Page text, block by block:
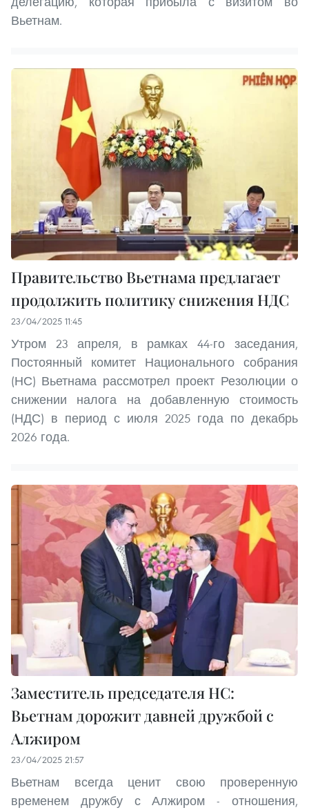
Вьетнам.
Правительство Вьетнама предлагает
продолжить политику снижения НДС
23/04/2025 11:45
Утром 23 апреля, в рамках 44-го заседания,
Постоянный комитет Национального собрания
(НС) Вьетнама рассмотрел проект Резолюции о
снижении налога на добавленную стоимость
(НДС) в период с июля 2025 года по декабрь
2026 года.
Заместитель председателя НС:
Вьетнам дорожит давней дружбой с
Алжиром
23/04/2025 21:57
Вьетнам всегда ценит свою проверенную
временем дружбу с Алжиром - отношения,